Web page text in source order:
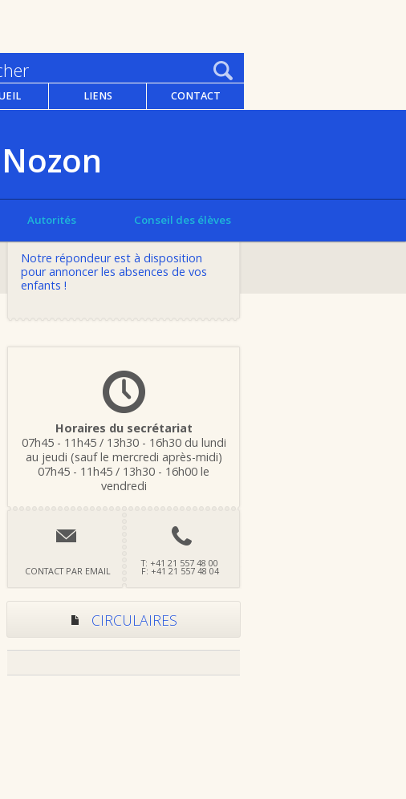
LIENS CONTACT
Autorités Conseil des élèves
Notre répondeur est à disposition
pour annoncer les absences de vos
enfants !
Horaires du secrétariat
07h45 - 11h45 / 13h30 - 16h30 du lundi
au jeudi (sauf le mercredi après-midi)
07h45 - 11h45 / 13h30 - 16h00 le
vendredi
CONTACT PAR EMAIL
T: +41 21 557 48 00
F: +41 21 557 48 04
CIRCULAIRES